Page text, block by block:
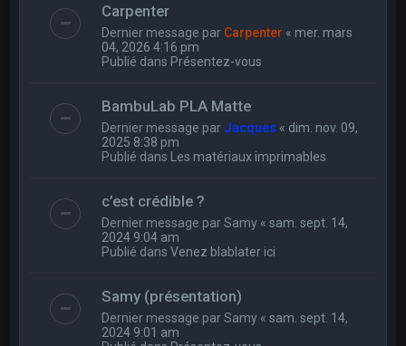
Carpenter
Dernier message par Carpenter « mer. mars
04, 2026 4:16 pm
Publié dans Présentez-vous
BambuLab PLA Matte
Dernier message par Jacques « dim. nov. 09,
2025 8:38 pm
Publié dans Les matériaux imprimables
c’est crédible ?
Dernier message parSamy «sam. sept. 14,
2024 9:04 am
Publié dansVenez blablater ici
Samy (présentation)
Dernier message parSamy «sam. sept. 14,
2024 9:01 am